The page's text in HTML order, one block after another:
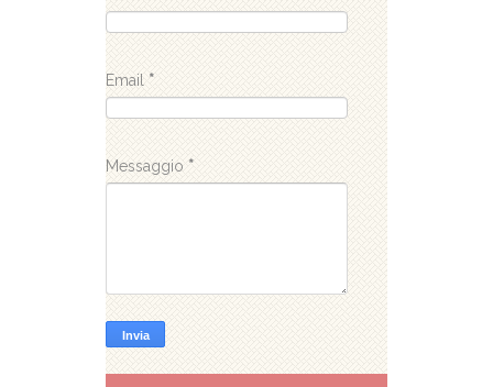
Email *
Messaggio *